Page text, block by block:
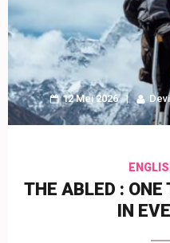
12 Mei 2026
THE ABLED : ONE
IN